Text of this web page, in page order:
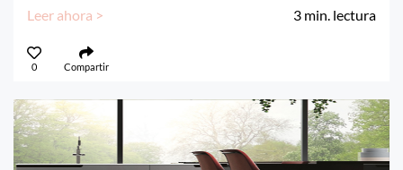
Leer ahora > 3 min. lectura
0 Compartir